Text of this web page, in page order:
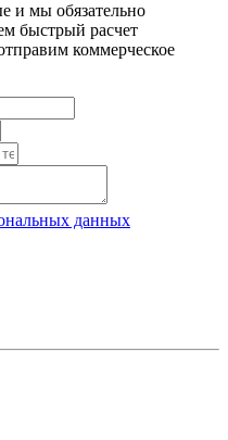
и мы обязательно
быстрый расчет
коммерческое
данных